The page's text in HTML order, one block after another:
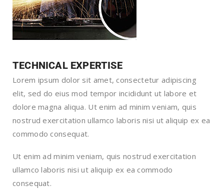
TECHNICAL EXPERTISE
Lorem ipsum dolor sit amet, consectetur adipiscing
elit, sed do eius mod tempor incididunt ut labore et
dolore magna aliqua. Ut enim ad minim veniam, quis
nostrud exercitation ullamco laboris nisi ut aliquip ex ea
commodo consequat.
Ut enim ad minim veniam, quis nostrud exercitation
ullamco laboris nisi ut aliquip ex ea commodo
consequat.